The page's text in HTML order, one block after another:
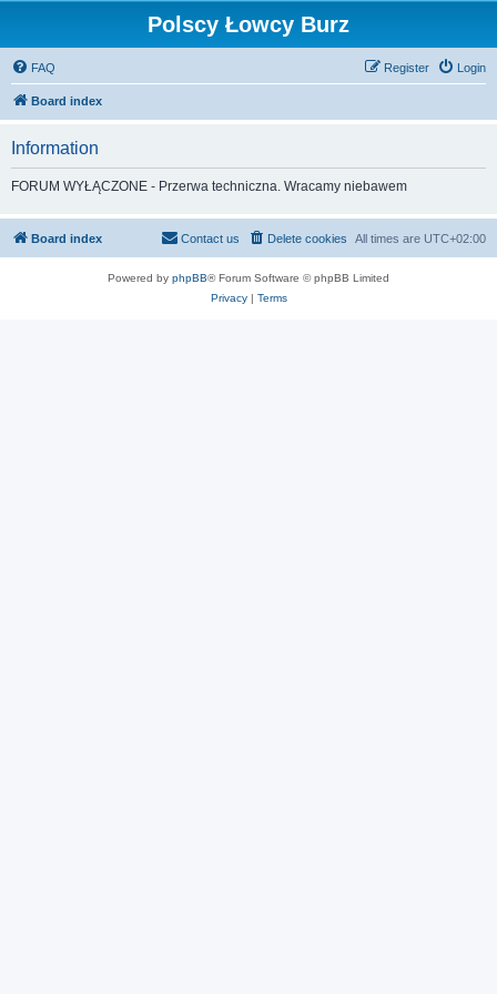
Polscy Łowcy Burz
FAQ Login
Register
Board index
Information
FORUM WYŁĄCZONE - Przerwa techniczna. Wracamy niebawem
Board index All times are UTC+02:00
Delete cookies
Contact us
Powered by phpBB® Forum Software © phpBB Limited
Privacy| Terms